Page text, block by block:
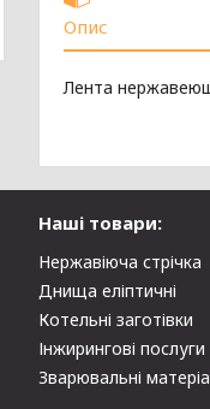
Опис
Лента
Наші товари:
Нержавіюча стрічка
Днища еліптичні
Котельні заготівки
Інжирингові послуги
Зварювальні